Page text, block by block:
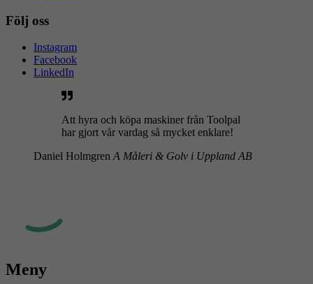
Följ oss
Instagram
Facebook
LinkedIn
Att hyra och köpa maskiner från Toolpal
har gjort vår vardag så mycket enklare!
Daniel Holmgren A Måleri & Golv i Uppland AB
Meny